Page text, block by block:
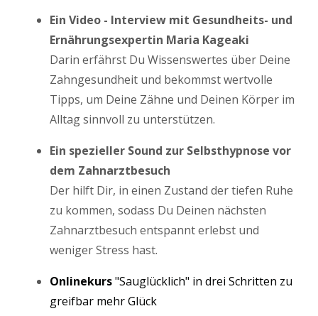
Ein Video - Interview mit Gesundheits- und
Ernährungsexpertin Maria Kageaki
Darin erfährst Du Wissenswertes über Deine
Zahngesundheit und bekommst wertvolle
Tipps, um Deine Zähne und Deinen Körper im
Alltag sinnvoll zu unterstützen.
Ein spezieller Sound zur Selbsthypnose vor
dem Zahnarztbesuch
Der hilft Dir, in einen Zustand der tiefen Ruhe
zu kommen, sodass Du Deinen nächsten
Zahnarztbesuch entspannt erlebst und
weniger Stress hast.
Onlinekurs"Sauglücklich" in drei Schritten zu
greifbar mehr Glück